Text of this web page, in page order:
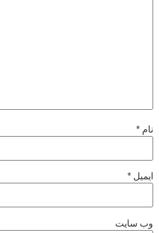
نام *
ایمیل *
وب‌ سایت